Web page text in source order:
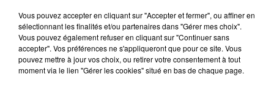
Vous pouvez accepter en cliquant sur "Accepter et fermer", ou affiner en
sélectionnant les finalités et/ou partenaires dans "Gérer mes choix".
Vous pouvez également refuser en cliquant sur "Continuer sans
accepter". Vos préférences ne s'appliqueront que pour ce site. Vous
pouvez mettre à jour vos choix, ou retirer votre consentement à tout
moment via le lien "Gérer les cookies" situé en bas de chaque page.